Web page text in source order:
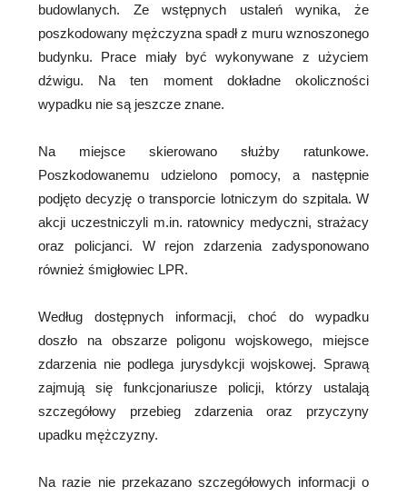
budowlanych. Ze wstępnych ustaleń wynika, że
poszkodowany mężczyzna spadł z muru wznoszonego
budynku. Prace miały być wykonywane z użyciem
dźwigu. Na ten moment dokładne okoliczności
wypadku nie są jeszcze znane.
Na miejsce skierowano służby ratunkowe.
Poszkodowanemu udzielono pomocy, a następnie
podjęto decyzję o transporcie lotniczym do szpitala. W
akcji uczestniczyli m.in. ratownicy medyczni, strażacy
oraz policjanci. W rejon zdarzenia zadysponowano
również śmigłowiec LPR.
Według dostępnych informacji, choć do wypadku
doszło na obszarze poligonu wojskowego, miejsce
zdarzenia nie podlega jurysdykcji wojskowej. Sprawą
zajmują się funkcjonariusze policji, którzy ustalają
szczegółowy przebieg zdarzenia oraz przyczyny
upadku mężczyzny.
Na razie nie przekazano szczegółowych informacji o